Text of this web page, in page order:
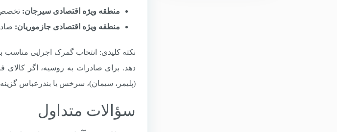
منطقه ویژه اقتصادی سیرجان: تخصص
منطقه ویژه اقتصادی جازموریان:
دهد. برای صادرات به روسیه، اگر کالای
(پلیمر، سیمان)، سرخس یا بندرعباس
سؤالات متداول